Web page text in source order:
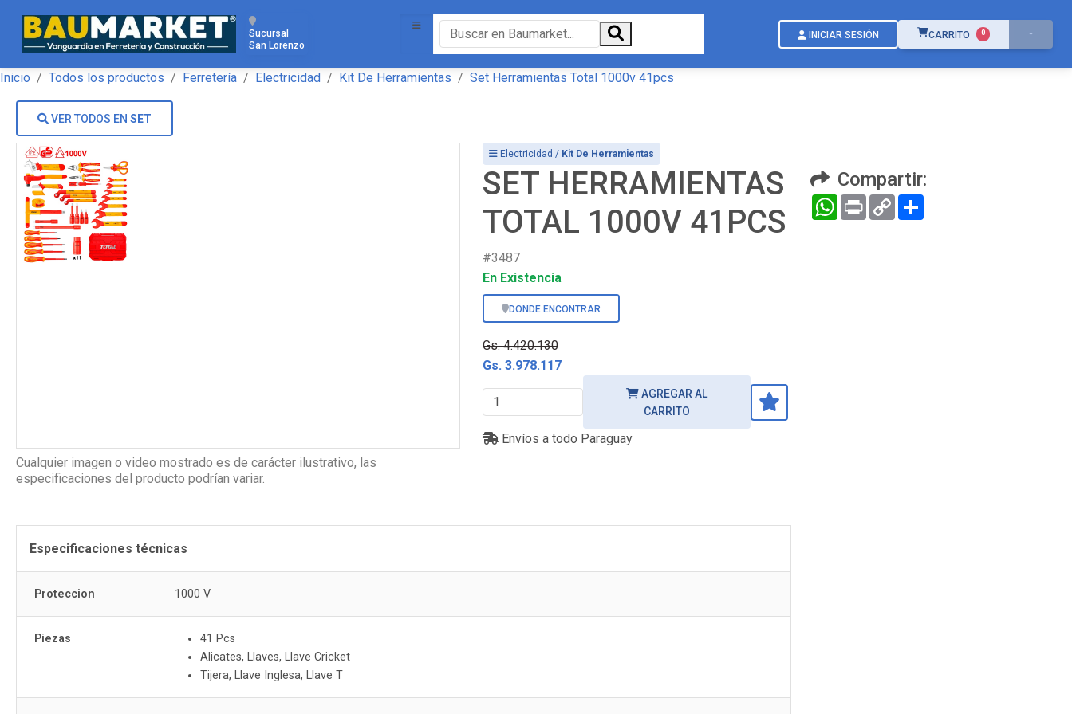
Sucursal
San Lorenzo
INICIAR SESIÓN CARRITO 0ÍTEMS EN EL CARRITO
Inicio Todos los productos Ferretería Electricidad Kit De Herramientas Set Herramientas Total 1000v 41pcs
VER TODOS EN SET
Cualquier imagen o video mostrado es de carácter ilustrativo, las
especificaciones del producto podrían variar.
Electricidad / Kit De Herramientas
SET HERRAMIENTAS
TOTAL 1000V 41PCS
#3487
En Existencia
DONDE ENCONTRAR
Gs. 4.420.130
Gs. 3.978.117
AGREGAR AL
CARRITO
Envíos a todo Paraguay
Especificaciones técnicas
Proteccion 1000 V
Piezas
41 Pcs
Alicates, Llaves, Llave Cricket
Tijera, Llave Inglesa, Llave T
Compartir:
WhatsApp
Print Copy
Link